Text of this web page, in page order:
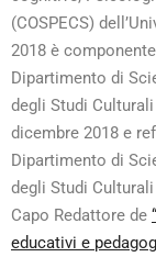
(COSPECS)
2018 è
Dipartimento di
degli Studi
dicembre 2018 e
Dipartimento di
degli Studi
Capo Redattore de
educativi e